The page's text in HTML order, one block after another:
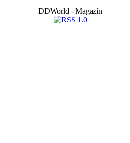
DDWorld - Magazín